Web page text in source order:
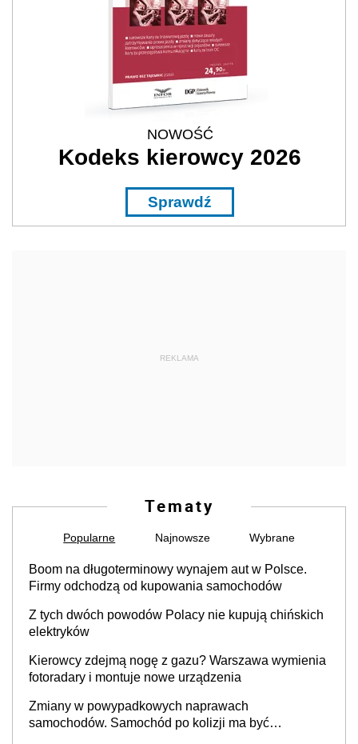
NOWOŚĆ
Kodeks kierowcy 2026
Sprawdź
REKLAMA
Tematy
Popularne Najnowsze Wybrane
Boom na długoterminowy wynajem aut w Polsce.
Firmy odchodzą od kupowania samochodów
Z tych dwóch powodów Polacy nie kupują chińskich
elektryków
Kierowcy zdejmą nogę z gazu? Warszawa wymienia
fotoradary i montuje nowe urządzenia
Zmiany w powypadkowych naprawach
samochodów. Samochód po kolizji ma być